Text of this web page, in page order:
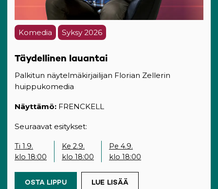
Komedia Syksy 2026
Täydellinen lauantai
Palkitun näytelmäkirjailijan Florian Zellerin
huippukomedia
Näyttämö: FRENCKELL
Seuraavat esitykset:
Ti 1.9.
klo 18:00
Ke 2.9.
klo 18:00
Pe 4.9.
klo 18:00
OSTA LIPPU(OPENS IN A NEW TAB)
LUE LISÄÄ